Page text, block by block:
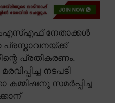
നേതാക്കൾ
പ്രസ്താവനയ്ക്ക്
പ്രതികരണം.
നടപടി
കമ്മിഷനു സമർപ്പിച്ച